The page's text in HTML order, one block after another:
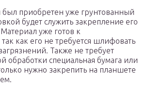
был приобретен уже грунтованный
будет служить закрепление его
уже готов к
как его не требуется шлифовать
Также не требует
обработки специальная бумага или
нужно закрепить на планшете